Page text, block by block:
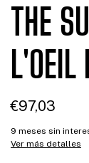
THE
L'OEIL
€97,03
9 meses sin
Ver más detalles